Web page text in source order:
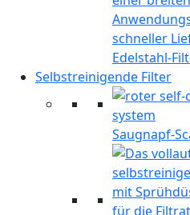
Edelstahl-
Selbstreinigende Filter
Saugnapf-